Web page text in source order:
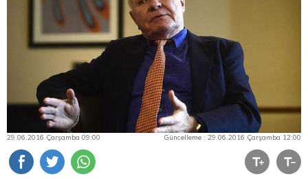
29.06.2016 Çarşamba 09:00 Güncelleme : 29.06.2016 Çarşamba 12:00